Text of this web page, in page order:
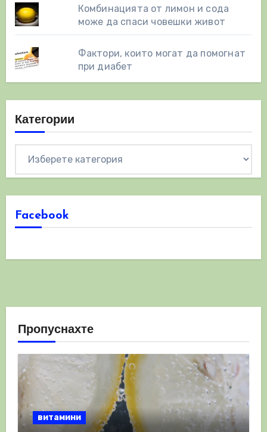
Комбинацията от лимон и сода
може да спаси човешки живот
Фактори, които могат да помогнат
при диабет
Категории
Facebook
Пропуснахте
витамини